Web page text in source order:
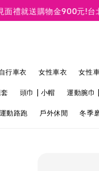
就送購物金900元!台北
自行車衣 女性車衣 女性
頭巾 | 小帽 運動腕巾
運動路跑 戶外休閒 冬季